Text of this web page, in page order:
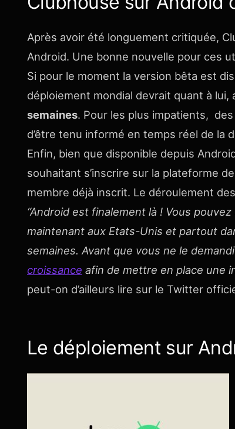
Après avoir été longuement critiquée,
Android. Une bonne nouvelle pour ces
Si pour le moment la version bêta est
déploiement mondial devrait quant à lui,
semaines. Pour les plus impatients, des
d’être tenu informé en temps réel de la
Enfin, bien que disponible depuis
souhaitant s’inscrire sur la plateforme
membre déjà inscrit. Le déroulement
“Android est finalement là ! Vous
maintenant aux Etats-Unis et partout
semaines. Avant que vous ne le
croissance afin de mettre en place une
peut-on d’ailleurs lire sur le Twitter
Le déploiement sur